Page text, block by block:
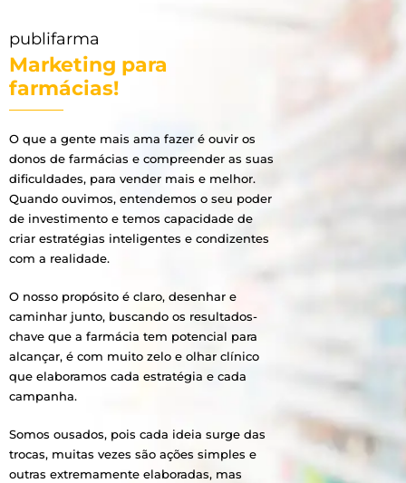
publifarma
Marketing para
farmácias!
O que a gente mais ama fazer é ouvir os
donos de farmácias e compreender as suas
dificuldades, para vender mais e melhor.
Quando ouvimos, entendemos o seu poder
de investimento e temos capacidade de
criar estratégias inteligentes e condizentes
com a realidade.
O nosso propósito é claro, desenhar e
caminhar junto, buscando os resultados-
chave que a farmácia tem potencial para
alcançar, é com muito zelo e olhar clínico
que elaboramos cada estratégia e cada
campanha.
Somos ousados, pois cada ideia surge das
trocas, muitas vezes são ações simples e
outras extremamente elaboradas, mas